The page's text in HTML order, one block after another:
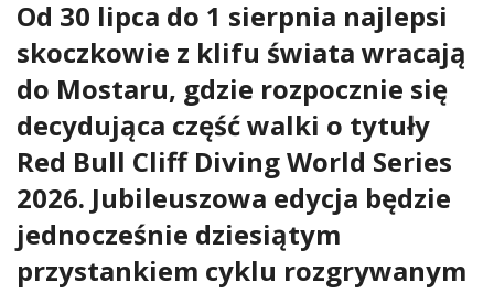
Kamienny Stari Most ponownie
stanie się areną jednego z
najbardziej spektakularnych
widowisk sportów ekstremalnych.
Od 30 lipca do 1 sierpnia najlepsi
skoczkowie z klifu świata wracają
do Mostaru, gdzie rozpocznie się
decydująca część walki o tytuły